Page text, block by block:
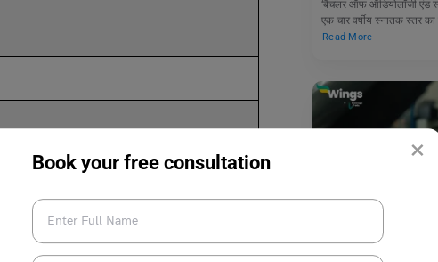
×
Book your free consultation
‘बैचलर ऑफ ऑडियोलॉजी एंड
एक चार वर्षीय स्नातक स्तर
Read More
मैकेनिक मोटर व्हीकल